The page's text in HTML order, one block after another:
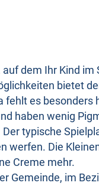
dem Ihr Kind
bietet
es besonders
haben wenig
typische
werfen. Die
Creme mehr.
Gemeinde, im